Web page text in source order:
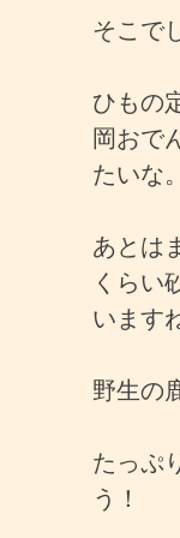
そこで
ひもの
岡おで
たいな
あとは
くらい
います
野生の
たっぷ
う！